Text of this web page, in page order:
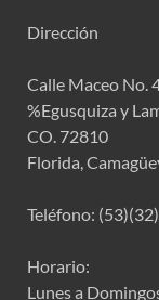
Dirección
Calle Maceo No.
%Egusquiza y
CO. 72810
Florida,
Teléfono:
Horario:
Lunes a